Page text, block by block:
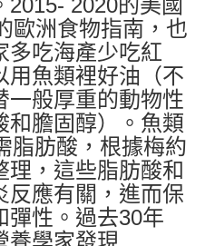
歐洲食物指南，也
多吃海產少吃紅
用魚類裡好油（不
一般厚重的動物性
和膽固醇）。魚類
脂肪酸，根據梅約
理，這些脂肪酸和
反應有關，進而保
彈性。過去30年
養學家發現